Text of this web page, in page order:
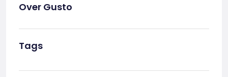
Over Gusto
Tags